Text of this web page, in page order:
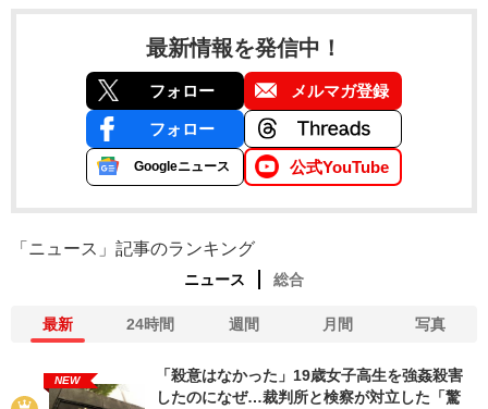
最新情報を発信中！
フォロー メルマガ登録
フォロー
Googleニュース 公式YouTube
「ニュース」記事のランキング
ニュース 総合
最新 24時間 週間 月間 写真
NEW
「殺意はなかった」19歳女子高生を強姦殺害
したのになぜ…裁判所と検察が対立した「驚